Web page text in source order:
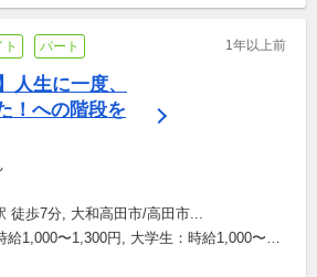
パート 1年以上前
人生に一度、
！への階段を
徒歩7分, 大和高田市/高田市...
給1,000〜1,300円, 大学生：時給1,000〜
社員登用あり)：月給180,000〜300,000円,